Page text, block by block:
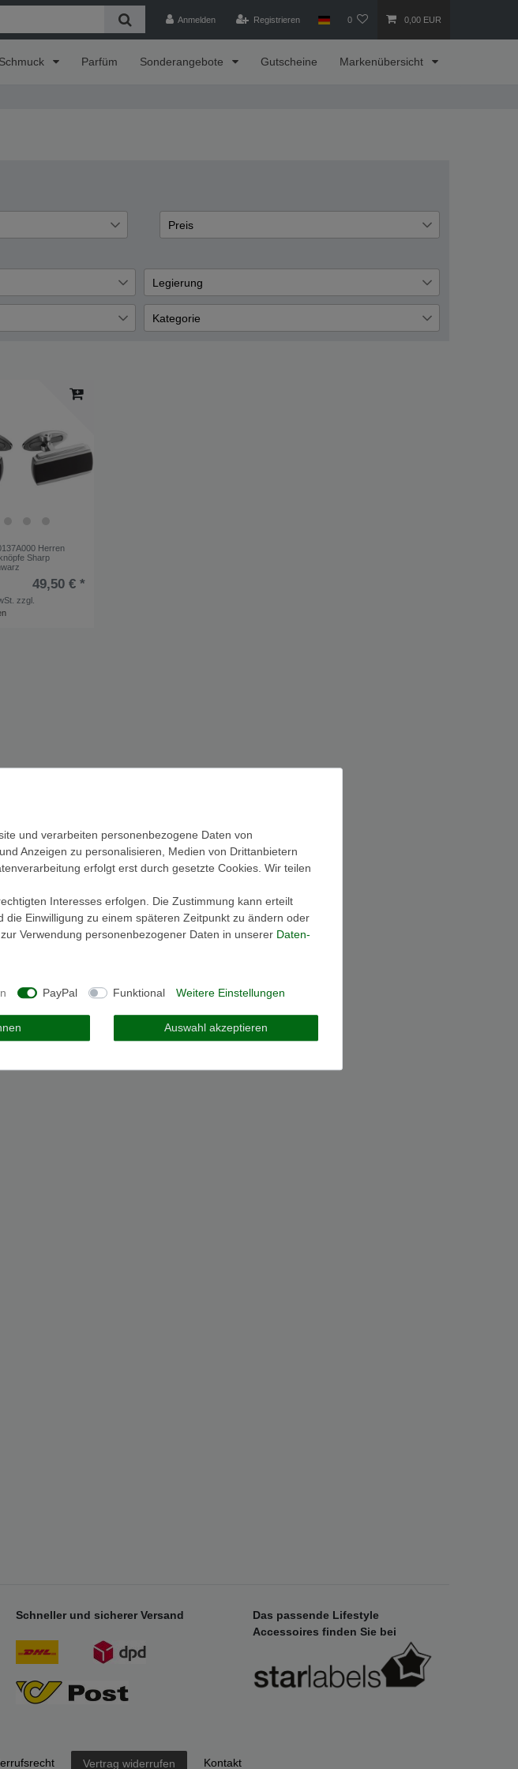
Anmelden Registrieren 0 0,00 EUR
Schmuck Parfüm Sonderangebote Gutscheine Markenübersicht
Preis
Legierung
Edelstahl
Kategorie
Herren
Sharp
49,50 € *
zzgl.
Schneller und sicherer Versand
Das passende Lifestyle
Accessoires finden Sie bei
Vertrag widerrufen Kontakt
und verarbeiten personenbezogene Daten von
Anzeigen zu personalisieren, Medien von Drittanbietern
erfolgt erst durch gesetzte Cookies. Wir teilen
Interesses erfolgen. Die Zustimmung kann erteilt
Einwilligung zu einem späteren Zeitpunkt zu ändern oder
Verwendung personenbezogener Daten in unserer Daten­
PayPal Funktional Weitere Einstellungen
Auswahl akzeptieren